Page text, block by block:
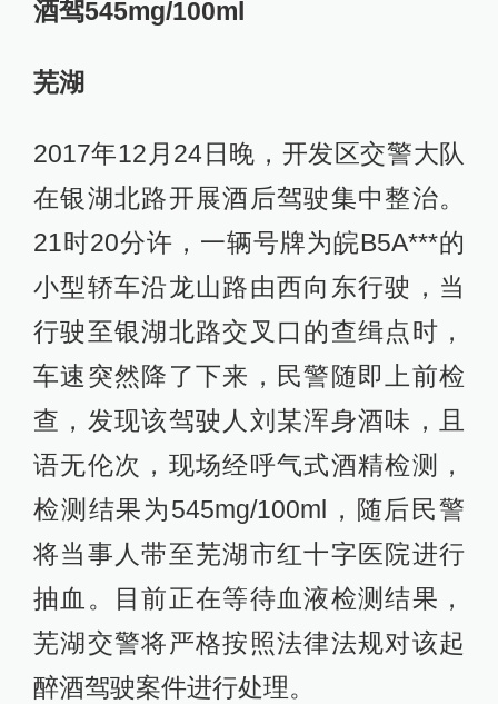
酒驾545mg/100ml
芜湖
2017年12月24日晚，开发区交警大队
在银湖北路开展酒后驾驶集中整治。
21时20分许，一辆号牌为皖B5A***的
小型轿车沿龙山路由西向东行驶，当
行驶至银湖北路交叉口的查缉点时，
车速突然降了下来，民警随即上前检
查，发现该驾驶人刘某浑身酒味，且
语无伦次，现场经呼气式酒精检测，
检测结果为545mg/100ml，随后民警
将当事人带至芜湖市红十字医院进行
抽血。目前正在等待血液检测结果，
芜湖交警将严格按照法律法规对该起
醉酒驾驶案件进行处理。